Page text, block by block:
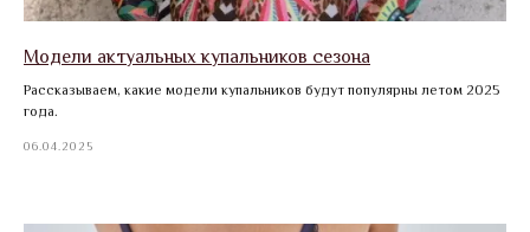
Модели актуальных купальников сезона
Рассказываем, какие модели купальников будут популярны летом 2025
года.
06.04.2025